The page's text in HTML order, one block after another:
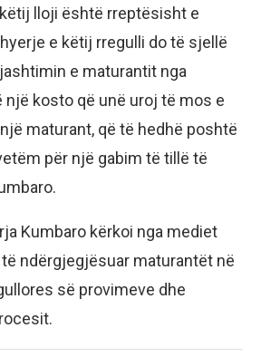
lloji është rreptësisht e
e këtij rregulli do të sjellë
e maturantit nga
një kosto që unë uroj të mos e
maturant, që të hedhë poshtë
për një gabim të tillë të
Kumbaro kërkoi nga mediet
ndërgjegjësuar maturantët në
së provimeve dhe